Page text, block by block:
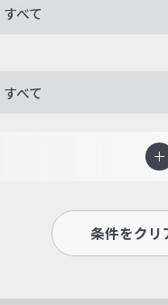
すべて
すべて
条件をクリ